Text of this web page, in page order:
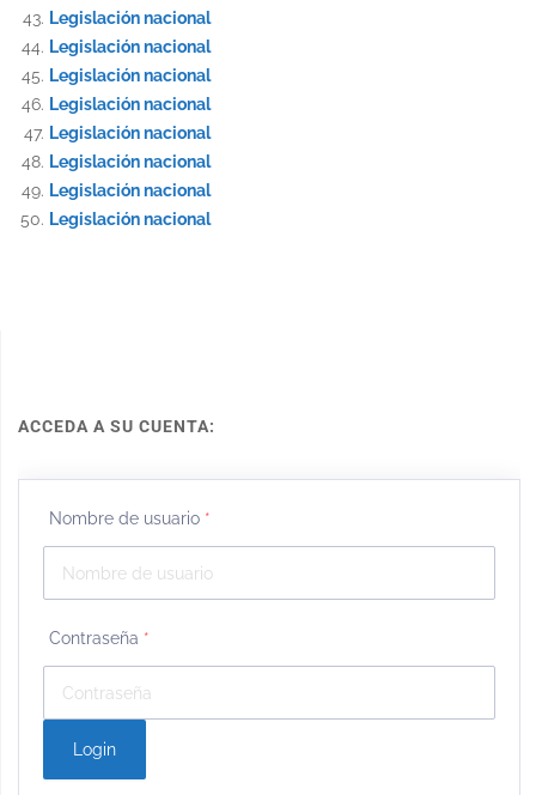
Legislación nacional
Legislación nacional
Legislación nacional
Legislación nacional
Legislación nacional
Legislación nacional
Legislación nacional
Legislación nacional
ACCEDA A SU CUENTA:
Nombre de usuario *
Contraseña *